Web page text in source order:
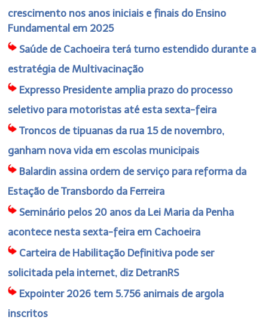
crescimento nos anos iniciais e finais do Ensino
Fundamental em 2025
Saúde de Cachoeira terá turno estendido durante a
estratégia de Multivacinação
Expresso Presidente amplia prazo do processo
seletivo para motoristas até esta sexta-feira
Troncos de tipuanas da rua 15 de novembro,
ganham nova vida em escolas municipais
Balardin assina ordem de serviço para reforma da
Estação de Transbordo da Ferreira
Seminário pelos 20 anos da Lei Maria da Penha
acontece nesta sexta-feira em Cachoeira
Carteira de Habilitação Definitiva pode ser
solicitada pela internet, diz DetranRS
Expointer 2026 tem 5.756 animais de argola
inscritos